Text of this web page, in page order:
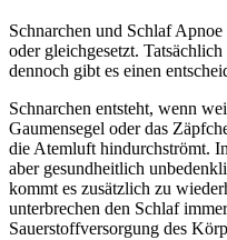
Schnarchen und Schlaf
oder gleichgesetzt.
dennoch gibt es einen
Schnarchen entsteht, wenn
Gaumensegel oder das
die Atemluft hindurchströmt.
aber gesundheitlich
kommt es zusätzlich zu
unterbrechen den Schlaf
Sauerstoffversorgung des